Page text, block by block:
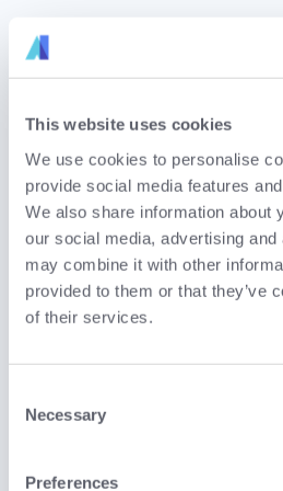
This website uses cookies
We use cookies to personalise
provide social media features
We also share information about
our social media, advertising
may combine it with other
provided to them or that they’ve
of their services.
Selection
Necessary
Preferences
mogree |
Ideenwettbewerbe